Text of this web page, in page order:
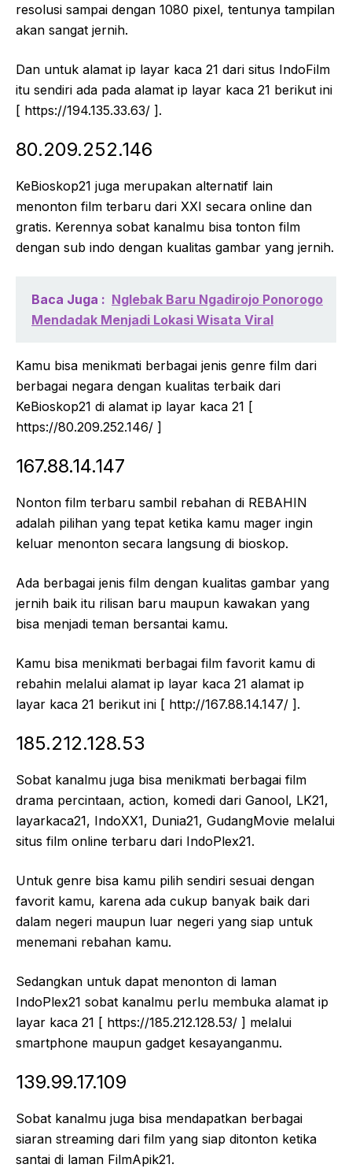
resolusi sampai dengan 1080 pixel, tentunya tampilan
akan sangat jernih.
Dan untuk alamat ip layar kaca 21 dari situs IndoFilm
itu sendiri ada pada alamat ip layar kaca 21 berikut ini
[ https://194.135.33.63/ ].
80.209.252.146
KeBioskop21 juga merupakan alternatif lain
menonton film terbaru dari XXI secara online dan
gratis. Kerennya sobat kanalmu bisa tonton film
dengan sub indo dengan kualitas gambar yang jernih.
Baca Juga : Nglebak Baru Ngadirojo Ponorogo
Mendadak Menjadi Lokasi Wisata Viral
Kamu bisa menikmati berbagai jenis genre film dari
berbagai negara dengan kualitas terbaik dari
KeBioskop21 di alamat ip layar kaca 21 [
https://80.209.252.146/ ]
167.88.14.147
Nonton film terbaru sambil rebahan di REBAHIN
adalah pilihan yang tepat ketika kamu mager ingin
keluar menonton secara langsung di bioskop.
Ada berbagai jenis film dengan kualitas gambar yang
jernih baik itu rilisan baru maupun kawakan yang
bisa menjadi teman bersantai kamu.
Kamu bisa menikmati berbagai film favorit kamu di
rebahin melalui alamat ip layar kaca 21 alamat ip
layar kaca 21 berikut ini [ http://167.88.14.147/ ].
185.212.128.53
Sobat kanalmu juga bisa menikmati berbagai film
drama percintaan, action, komedi dari Ganool, LK21,
layarkaca21, IndoXX1, Dunia21, GudangMovie melalui
situs film online terbaru dari IndoPlex21.
Untuk genre bisa kamu pilih sendiri sesuai dengan
favorit kamu, karena ada cukup banyak baik dari
dalam negeri maupun luar negeri yang siap untuk
menemani rebahan kamu.
Sedangkan untuk dapat menonton di laman
IndoPlex21 sobat kanalmu perlu membuka alamat ip
layar kaca 21 [ https://185.212.128.53/ ] melalui
smartphone maupun gadget kesayanganmu.
139.99.17.109
Sobat kanalmu juga bisa mendapatkan berbagai
siaran streaming dari film yang siap ditonton ketika
santai di laman FilmApik21.